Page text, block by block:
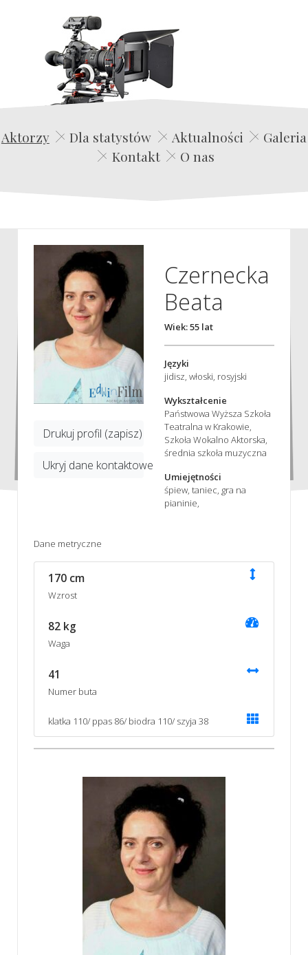
Edwin Film Agencja Aktorska
Aktorzy Dla statystów Aktualności
Galeria
Kontakt
O nas
Drukuj profil (zapisz)
Ukryj dane kontaktowe
Czernecka
Beata
Wiek: 55 lat
Języki
jidisz, włoski, rosyjski
Wykształcenie
Państwowa Wyższa Szkoła
Teatralna w Krakowie,
Szkoła Wokalno Aktorska,
średnia szkoła muzyczna
Umiejętności
śpiew, taniec, gra na
pianinie,
Dane metryczne
170 cm
Wzrost
82 kg
Waga
41
Numer buta
klatka 110/ ppas 86/ biodra 110/ szyja 38